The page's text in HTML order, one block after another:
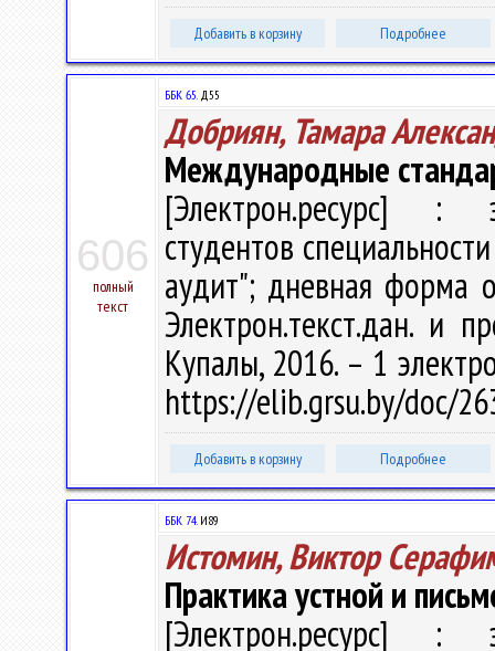
Добавить в корзину Подробнее
606
полный
текст
ББК 65.Д55
Добриян, Тамара
Международные
[Электрон.ресурс] :
студентов
аудит"; дневная форма
Электрон.текст.дан. и
Купалы, 2016. – 1
https://elib.grsu.by/doc/
Добавить в корзину Подробнее
ББК 74.И89
Истомин, Виктор
Практика устной и
[Электрон.ресурс] :